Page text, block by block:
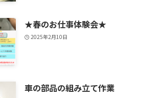
★春のお仕事体験会★
2025年2月10日
車の部品の組み立て作業